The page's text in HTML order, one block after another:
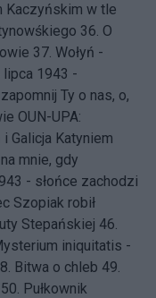
Kaczyńskim w tle
36. O
37. Wołyń -
lipca 1943 -
Ty o nas, o,
OUN-UPA:
i Galicja Katyniem
mnie, gdy
- słońce zachodzi
Szopiak robił
Stepańskiej 46.
iniquitatis -
Bitwa o chleb 49.
Pułkownik